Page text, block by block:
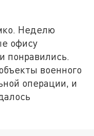
Неделю
офису
понравились.
военного
операции, и